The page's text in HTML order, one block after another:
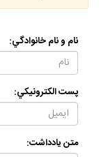
نام و نام خانوادگي:
پست الكترونيكي:
متن يادداشت: